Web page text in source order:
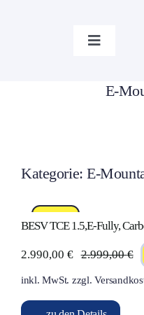
Toggle
Home
E-
Kategorie: E-
BESV TCE 1.5,E-Fully,
2.999,00€
2.990,00 €
inkl. MwSt. zzgl.